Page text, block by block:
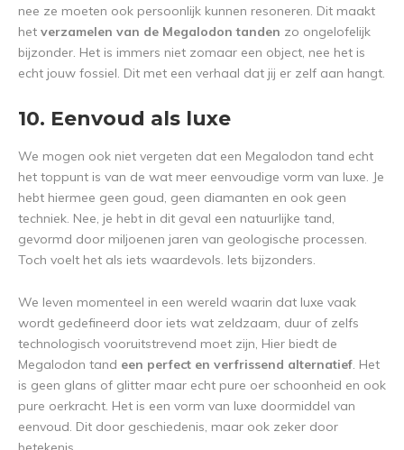
nee ze moeten ook persoonlijk kunnen resoneren. Dit maakt
het verzamelen van de Megalodon tanden zo ongelofelijk
bijzonder. Het is immers niet zomaar een object, nee het is
echt jouw fossiel. Dit met een verhaal dat jij er zelf aan hangt.
10. Eenvoud als luxe
We mogen ook niet vergeten dat een Megalodon tand echt
het toppunt is van de wat meer eenvoudige vorm van luxe. Je
hebt hiermee geen goud, geen diamanten en ook geen
techniek. Nee, je hebt in dit geval een natuurlijke tand,
gevormd door miljoenen jaren van geologische processen.
Toch voelt het als iets waardevols. Iets bijzonders.
We leven momenteel in een wereld waarin dat luxe vaak
wordt gedefineerd door iets wat zeldzaam, duur of zelfs
technologisch vooruitstrevend moet zijn, Hier biedt de
Megalodon tand een perfect en verfrissend alternatief. Het
is geen glans of glitter maar echt pure oer schoonheid en ook
pure oerkracht. Het is een vorm van luxe doormiddel van
eenvoud. Dit door geschiedenis, maar ook zeker door